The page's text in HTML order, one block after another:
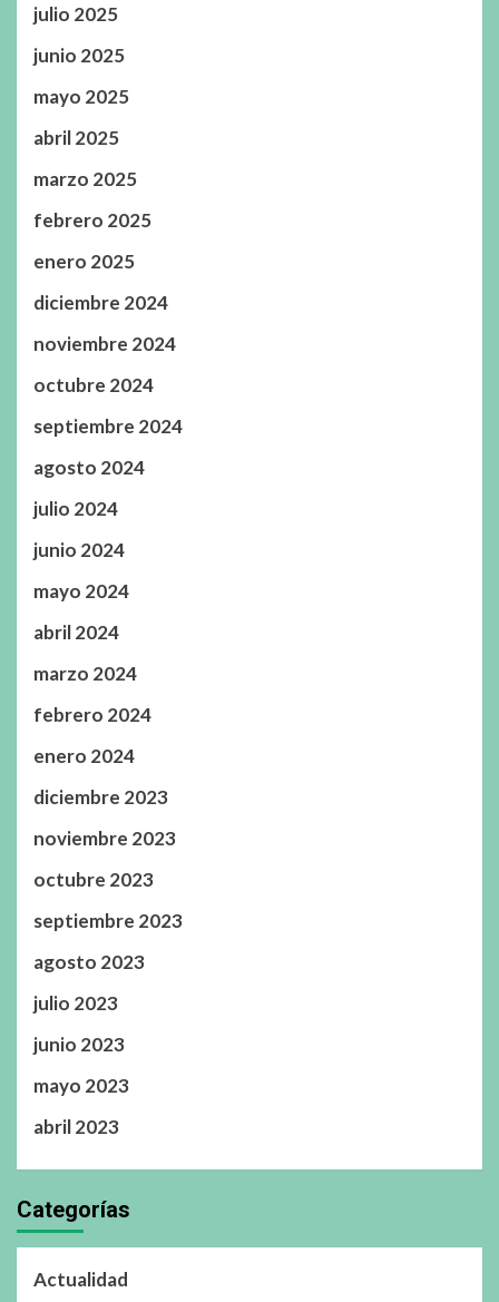
julio 2025
junio 2025
mayo 2025
abril 2025
marzo 2025
febrero 2025
enero 2025
diciembre 2024
noviembre 2024
octubre 2024
septiembre 2024
agosto 2024
julio 2024
junio 2024
mayo 2024
abril 2024
marzo 2024
febrero 2024
enero 2024
diciembre 2023
noviembre 2023
octubre 2023
septiembre 2023
agosto 2023
julio 2023
junio 2023
mayo 2023
abril 2023
Categorías
Actualidad